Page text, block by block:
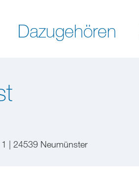
Dazugehören
| 24539 Neumünster